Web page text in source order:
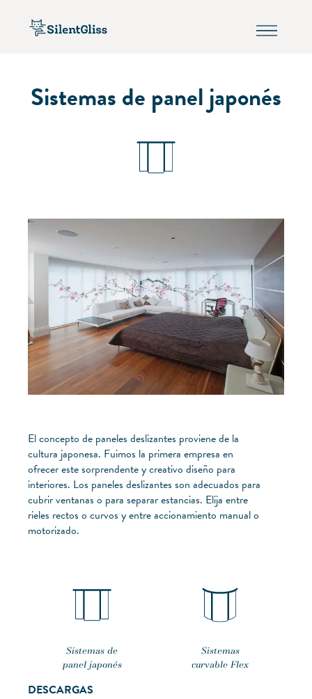
Sistemas de panel japonés
El concepto de paneles deslizantes proviene de la
cultura japonesa. Fuimos la primera empresa en
ofrecer este sorprendente y creativo diseño para
interiores. Los paneles deslizantes son adecuados para
cubrir ventanas o para separar estancias. Elija entre
rieles rectos o curvos y entre accionamiento manual o
motorizado.
Sistemas de
panel japonés
Sistemas
curvable Flex
DESCARGAS